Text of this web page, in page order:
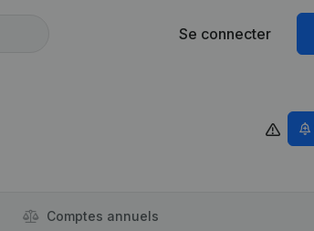
Se connecter
Comptes annuels